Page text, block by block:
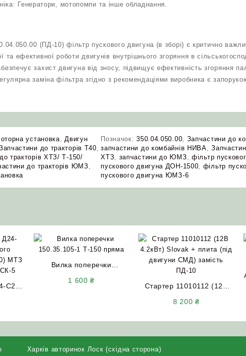
Генератори, мотопомпи та інше обладнання.
(ПД-10) фільтр пускового двигуна (в зборі) є критично
та ефективної роботи двигунів внутрішнього згоряння в
захист двигуна від зносу, підвищує ефективність згоряння
заміна фільтра згідно з рекомендаціями виробника є
установка
Двигун
до тракторів Т40
тракторів ХТЗ/ Т-150/
до тракторів ЮМЗ
Позначок:350.04.050.00 Запчастини до
запчастини до комбайнів НИВА ,
ХТЗ
запчастини до ЮМЗ фільтр
пускового двигуна ДОН-1500
фільтр
пускового двигуна ЮМЗ-6
С20-
Вилка поперечки
1 600₴
Стартер 11010112 (12В
8 200 ₴
Харків авторинок Лоск (східна сторона)